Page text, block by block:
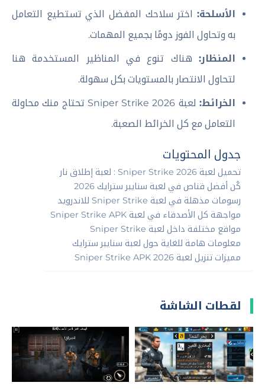
الأسلحة: اختر سلاحك المفضل الذي تستطيع التعامل
به وتحاول الفوز دومًا بجميع المهمات.
المنظار: هناك تنوع في المناظير المستخدمة هنا
لتحاول الانتصار بالمستويات بكل سهولة.
الخرائط:
لعبة Sniper Strike 2026 تحتاج منك محاولة
التعامل مع كل الخرائط الصعبة.
جدول المحتويات
تحميل لعبة Sniper Strike 2026 : لعبة إطلاق نار
كُن أفضل قناص في لعبة سنايبر سترايك 2026
رسومات مذهلة في لعبة Sniper Strike للاندرويد
مواجهة كل الأصدقاء في لعبة Sniper Strike APK
مواقع مختلفة داخل لعبة Sniper Strike
معلومات هامة للغاية حول لعبة سنايبر سترايك
مميزات تنزيل لعبة Sniper Strike APK 2026
لقطات الشاشة